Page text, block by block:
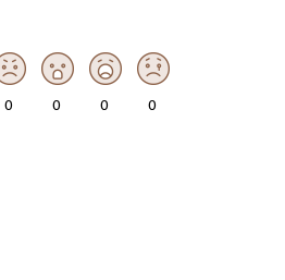
0 0 0 0